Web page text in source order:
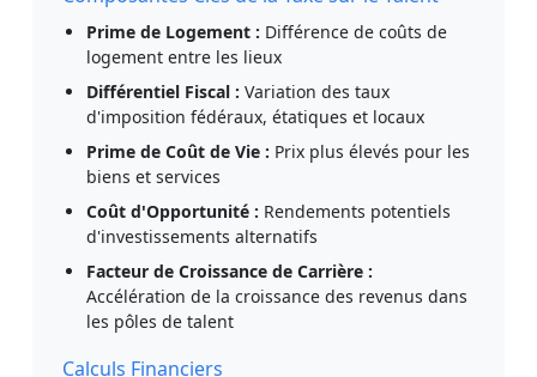
Prime de Logement : Différence de coûts de
logement entre les lieux
Différentiel Fiscal : Variation des taux
d'imposition fédéraux, étatiques et locaux
Prime de Coût de Vie : Prix plus élevés pour les
biens et services
Coût d'Opportunité : Rendements potentiels
d'investissements alternatifs
Facteur de Croissance de Carrière :
Accélération de la croissance des revenus dans
les pôles de talent
Calculs Financiers